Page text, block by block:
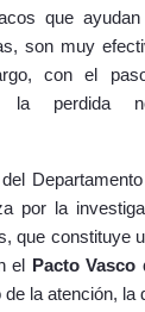
que
son muy
con el
la perdida
por la
que constituye
el
Pacto Vasco
la atención, la